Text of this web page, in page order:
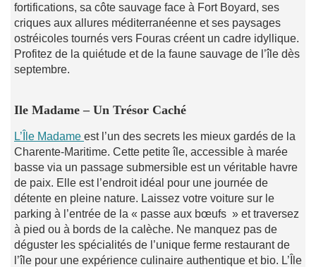
fortifications, sa côte sauvage face à Fort Boyard, ses
criques aux allures méditerranéenne et ses paysages
ostréicoles tournés vers Fouras créent un cadre idyllique.
Profitez de la quiétude et de la faune sauvage de l’île dès
septembre.
Ile Madame – Un Trésor Caché
L’Île Madame est l’un des secrets les mieux gardés de la
Charente-Maritime. Cette petite île, accessible à marée
basse via un passage submersible est un véritable havre
de paix. Elle est l’endroit idéal pour une journée de
détente en pleine nature. Laissez votre voiture sur le
parking à l’entrée de la « passe aux bœufs » et traversez
à pied ou à bords de la calèche. Ne manquez pas de
déguster les spécialités de l’unique ferme restaurant de
l’île pour une expérience culinaire authentique et bio. L’Île